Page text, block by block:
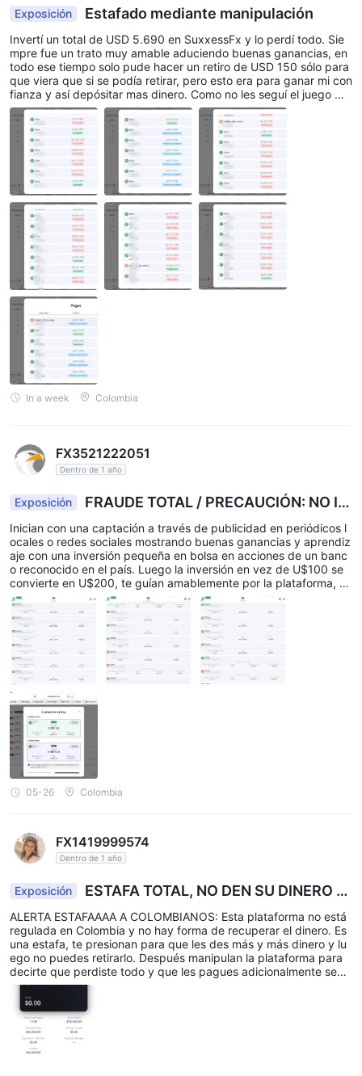
Exposición Estafado mediante manipulación
Invertí un total de USD 5.690 en SuxxessFx y lo perdí todo. Sie
mpre fue un trato muy amable aduciendo buenas ganancias, en
todo ese tiempo solo pude hacer un retiro de USD 150 sólo para
que viera que si se podía retirar, pero esto era para ganar mi con
fianza y así depósitar mas dinero. Como no les seguí el juego me
llamaron para devolverme lo invertido junto con la rentabilidad g
anada, unos USD 7.500 pero para ello debía pagar un procesad
or financiero por USD 1.615 y un seguro por USD 1.075 a lo cual
accedí porque parecía algo sencillo y además dijeron, me devolv
ían esos dos últimos depósitos. El dinero no llegó y peor aun, me
solicitaron más dinero para continuar con el proceso, dije que n
o, que me devolvieran los dos últimos depósitos, la respuesta fu
e... "Debe continuar con el proceso, por que es todo o nada". Se
siente muchísima impotencia al ver como de una manera descar
ada y fría, se quedan con el dinero que a uno tanto le ha costad
o conseguir. Muchas gracias.
In a week Colombia
FX3521222051
Dentro de 1 año
Exposición
FRAUDE TOTAL / PRECAUCIÓN: NO IN
VERTIR, ES ESTAFA
Inician con una captación a través de publicidad en periódicos l
ocales o redes sociales mostrando buenas ganancias y aprendiz
aje con una inversión pequeña en bolsa en acciones de un banc
o reconocido en el país. Luego la inversión en vez de U$100 se
convierte en U$200, te guían amablemente por la plataforma, p
ero a la semana te invitan a un seminario de inversión para que
"aprendas más" y te insisten en invertir U$1.000 cuando accede
s te lo pasan a U$2.500 para cumplir la compra de por lo menos
1 gramo de oro. Mientras que pides un retiro grande, ellos te hac
en uno pequeño, de supuesta prueba, para asegurar que llegue.
Como te llega ese pequeño y mientras gestionas el retiro grand
e, te piden que cambies de tipo de cuenta para "aseguran tu inv
ersión y evitar pagos al retirar", por lo cual te piden otros U$2.50
0, que terminé dando para evitar perder lo invertido. Pero el pro
ceso de retiro grande no avanza. Cuando pides todo te exigen p
agos de impuestos por U$4.000 más, pero no consignan.
05-26 Colombia
FX1419999574
Dentro de 1 año
Exposición
ESTAFA TOTAL, NO DEN SU DINERO A
SUXXESFX
ALERTA ESTAFAAAA A COLOMBIANOS: Esta plataforma no está
regulada en Colombia y no hay forma de recuperar el dinero. Es
una estafa, te presionan para que les des más y más dinero y lu
ego no puedes retirarlo. Después manipulan la plataforma para
decirte que perdiste todo y que les pagues adicionalmente segu
ros, procesadores y al final NO DEVUELVEN TU DUNERO.